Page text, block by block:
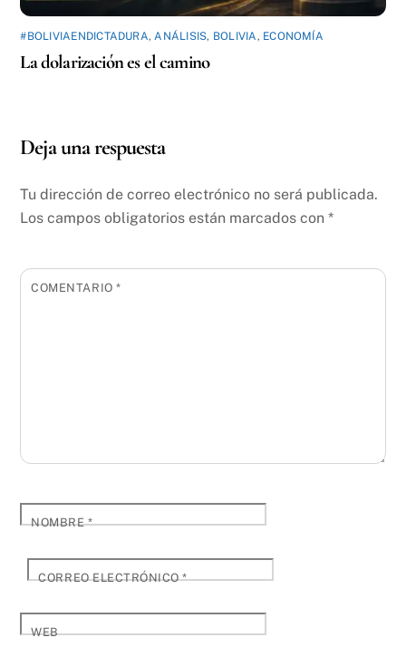
#BOLIVIAENDICTADURA, ANÁLISIS, BOLIVIA , ECONOMÍA
La dolarización es el camino
Deja una respuesta
Tu dirección de correo electrónico no será publicada.
Los campos obligatorios están marcados con*
COMENTARIO*
NOMBRE*
CORREO ELECTRÓNICO*
WEB